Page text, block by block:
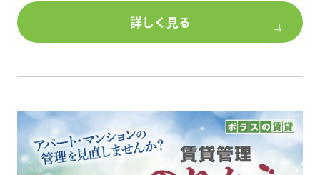
第一部
(仮)賃貸経営の実態、これからの募集戦略
～休憩20分～
詳しく見る